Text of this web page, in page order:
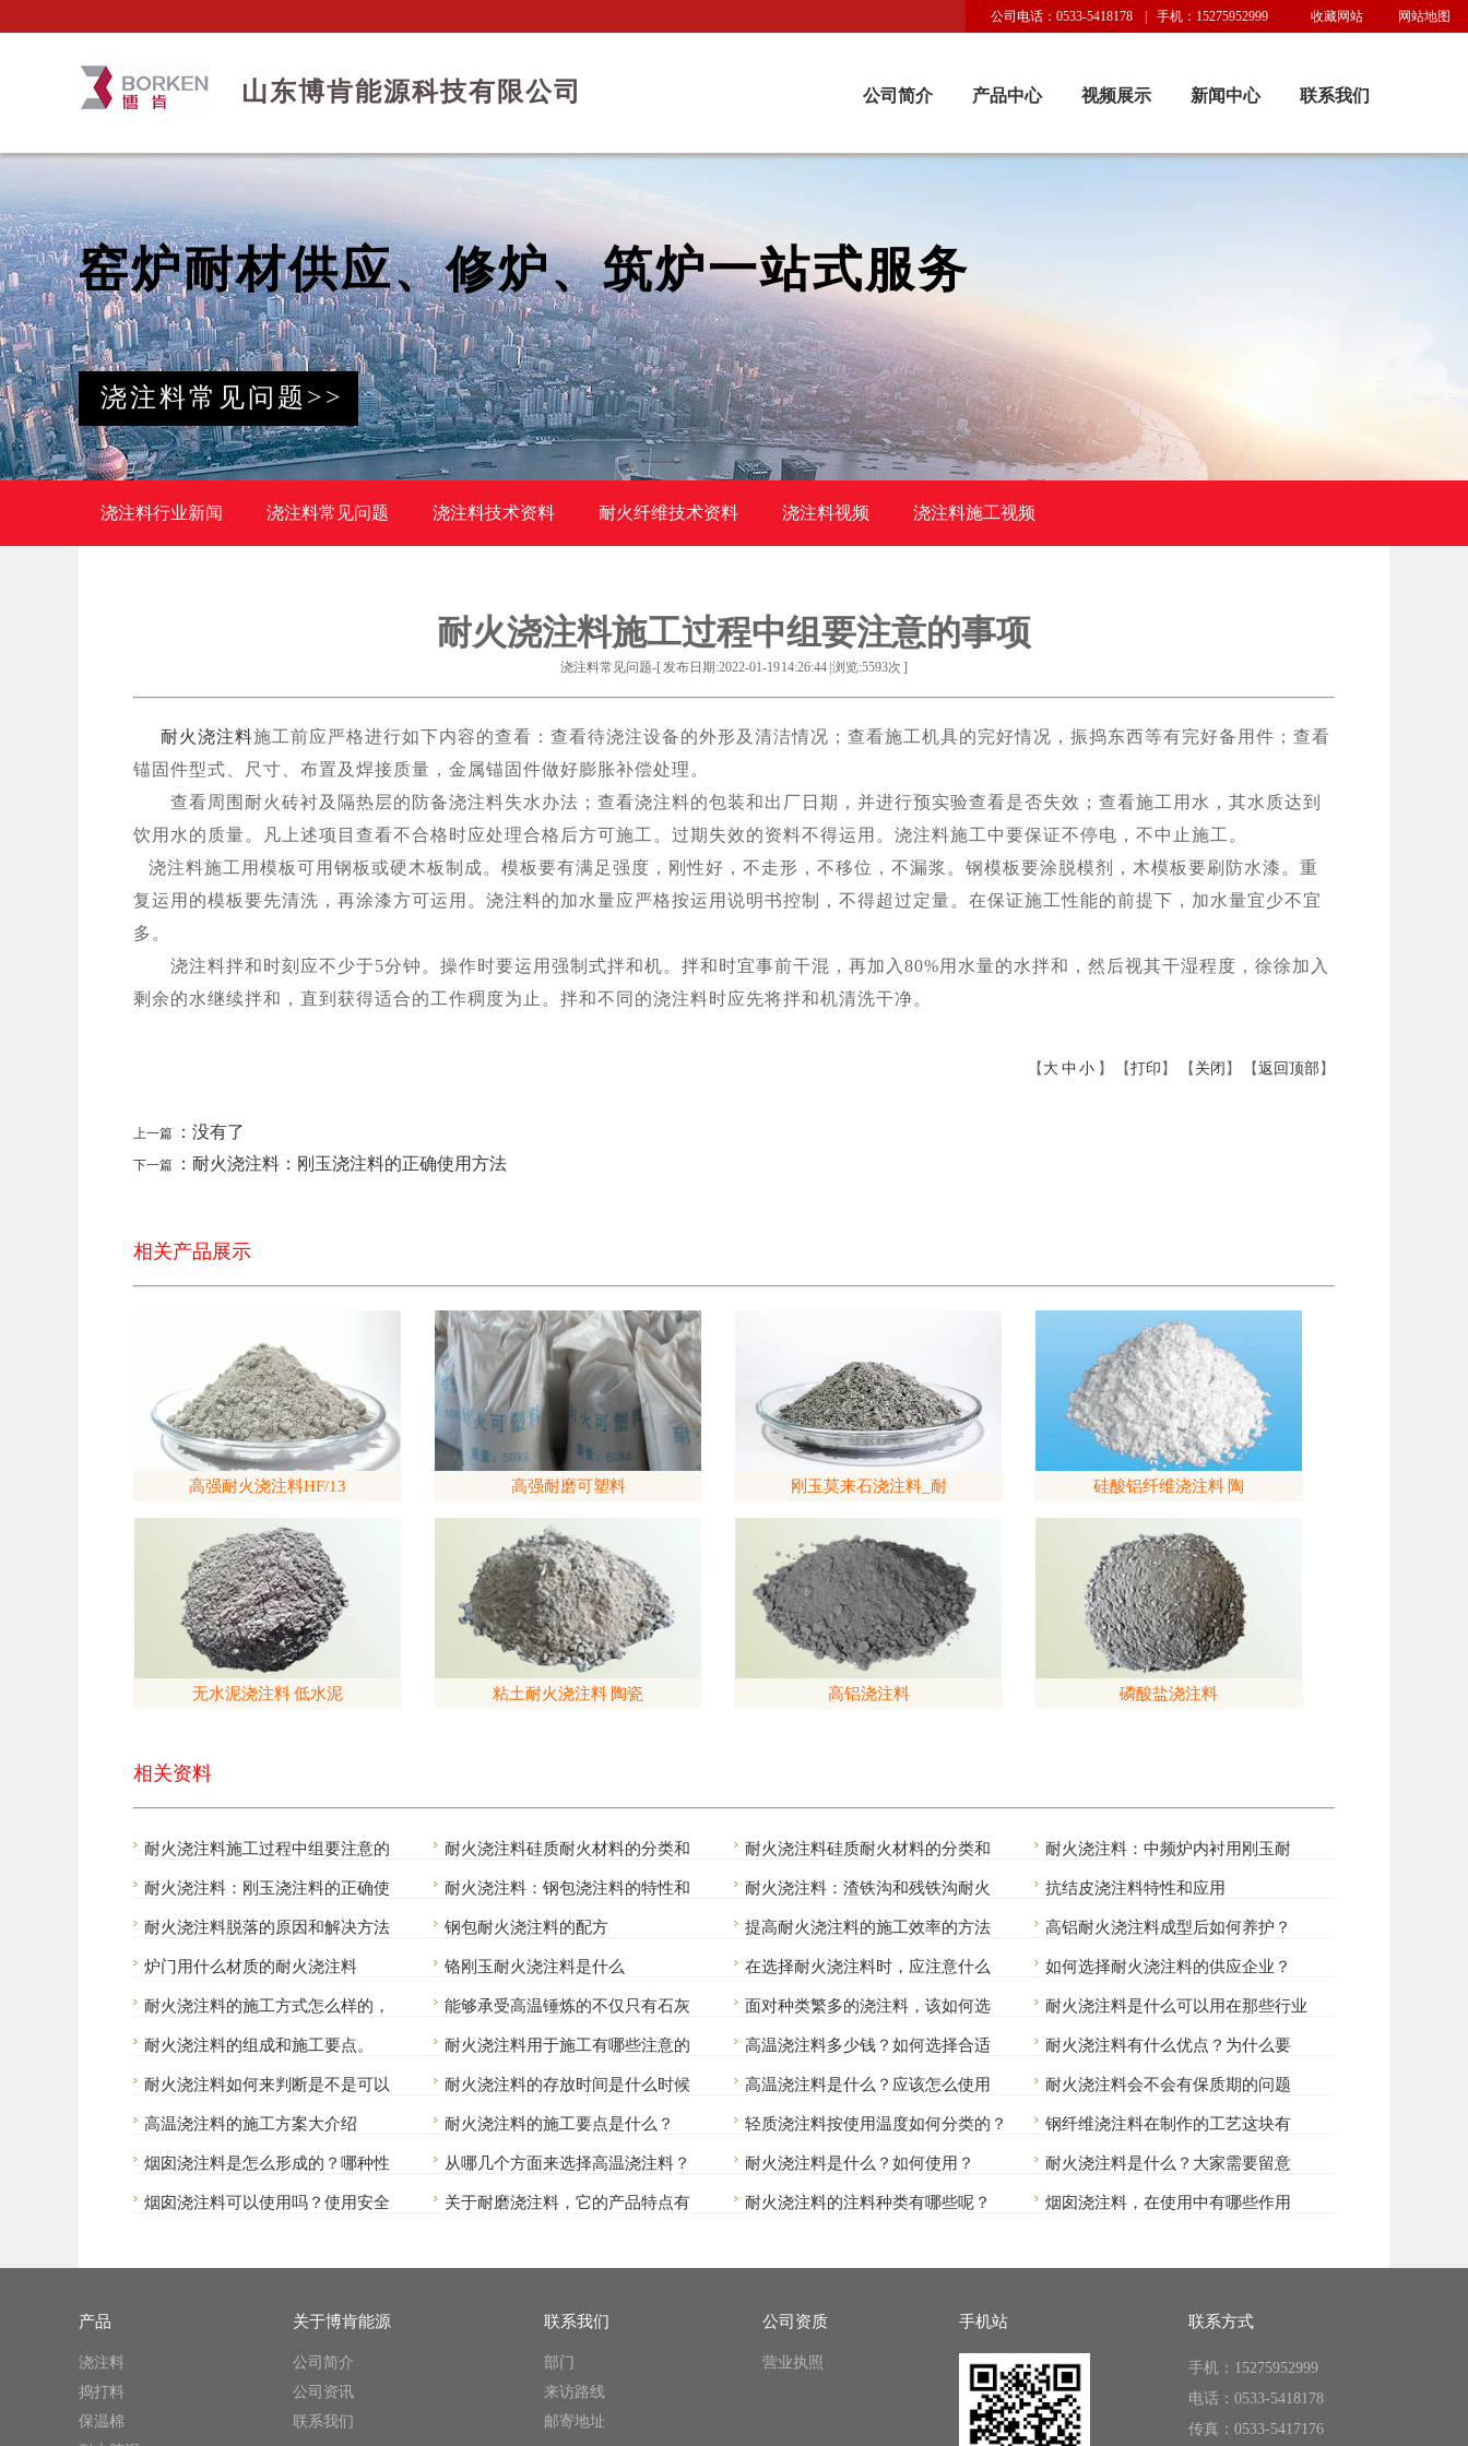
网站地图
收藏网站
公司电话：0533-5418178 | 手机：15275952999
山东博肯能源科技有限公司 联系我们
新闻中心
视频展示
产品中心
公司简介
窑炉耐材供应、修炉、筑炉一站式服务
浇注料常见问题>>
浇注料行业新闻 浇注料常见问题 浇注料技术资料 耐火纤维技术资料 浇注料视频 浇注料施工视频
耐火浇注料施工过程中组要注意的事项
浇注料常见问题-[ 发布日期:2022-01-19 14:26:44 | 浏览:5593次 ]
耐火浇注料施工前应严格进行如下内容的查看：查看待浇注设备的外形及清洁情况；查看施工机具的完好情况，振捣东西等有完好备用件；查看
锚固件型式、尺寸、布置及焊接质量，金属锚固件做好膨胀补偿处理。
查看周围耐火砖衬及隔热层的防备浇注料失水办法；查看浇注料的包装和出厂日期，并进行预实验查看是否失效；查看施工用水，其水质达到
饮用水的质量。凡上述项目查看不合格时应处理合格后方可施工。过期失效的资料不得运用。浇注料施工中要保证不停电，不中止施工。
浇注料施工用模板可用钢板或硬木板制成。模板要有满足强度，刚性好，不走形，不移位，不漏浆。钢模板要涂脱模剂，木模板要刷防水漆。重
复运用的模板要先清洗，再涂漆方可运用。浇注料的加水量应严格按运用说明书控制，不得超过定量。在保证施工性能的前提下，加水量宜少不宜
多。
浇注料拌和时刻应不少于5分钟。操作时要运用强制式拌和机。拌和时宜事前干混，再加入80%用水量的水拌和，然后视其干湿程度，徐徐加入
剩余的水继续拌和，直到获得适合的工作稠度为止。拌和不同的浇注料时应先将拌和机清洗干净。
【 大 中 小 】 【打印 】 【 关闭 】 【返回顶部 】
上一篇 ：没有了
下一篇 ：耐火浇注料：刚玉浇注料的正确使用方法
相关产品展示
高强耐火浇注料HF/13 高强耐磨可塑料 刚玉莫来石浇注料_耐 硅酸铝纤维浇注料 陶
无水泥浇注料 低水泥 粘土耐火浇注料 陶瓷 高铝浇注料 磷酸盐浇注料
相关资料
耐火浇注料施工过程中组要注意的 耐火浇注料硅质耐火材料的分类和 耐火浇注料硅质耐火材料的分类和 耐火浇注料：中频炉内衬用刚玉耐
耐火浇注料：刚玉浇注料的正确使 耐火浇注料：钢包浇注料的特性和 耐火浇注料：渣铁沟和残铁沟耐火 抗结皮浇注料特性和应用
耐火浇注料脱落的原因和解决方法 钢包耐火浇注料的配方 提高耐火浇注料的施工效率的方法 高铝耐火浇注料成型后如何养护？
炉门用什么材质的耐火浇注料 铬刚玉耐火浇注料是什么 在选择耐火浇注料时，应注意什么 如何选择耐火浇注料的供应企业？
耐火浇注料的施工方式怎么样的， 能够承受高温锤炼的不仅只有石灰 面对种类繁多的浇注料，该如何选 耐火浇注料是什么可以用在那些行业
耐火浇注料的组成和施工要点。 耐火浇注料用于施工有哪些注意的 高温浇注料多少钱？如何选择合适 耐火浇注料有什么优点？为什么要
耐火浇注料如何来判断是不是可以 耐火浇注料的存放时间是什么时候 高温浇注料是什么？应该怎么使用 耐火浇注料会不会有保质期的问题
高温浇注料的施工方案大介绍 耐火浇注料的施工要点是什么？ 轻质浇注料按使用温度如何分类的？ 钢纤维浇注料在制作的工艺这块有
烟囱浇注料是怎么形成的？哪种性 从哪几个方面来选择高温浇注料？ 耐火浇注料是什么？如何使用？ 耐火浇注料是什么？大家需要留意
烟囱浇注料可以使用吗？使用安全 关于耐磨浇注料，它的产品特点有 耐火浇注料的注料种类有哪些呢？ 烟囱浇注料，在使用中有哪些作用
产品
浇注料
捣打料
保温棉
关于博肯能源
公司简介
公司资讯
联系我们
联系我们
部门
来访路线
邮寄地址
公司资质
营业执照
手机站 联系方式
手机：15275952999
电话：0533-5418178
传真：0533-5417176